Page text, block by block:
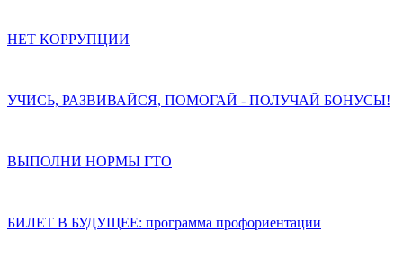
НЕТ КОРРУПЦИИ
УЧИСЬ, РАЗВИВАЙСЯ, ПОМОГАЙ - ПОЛУЧАЙ БОНУСЫ!
ВЫПОЛНИ НОРМЫ ГТО
БИЛЕТ В БУДУЩЕЕ: программа профориентации